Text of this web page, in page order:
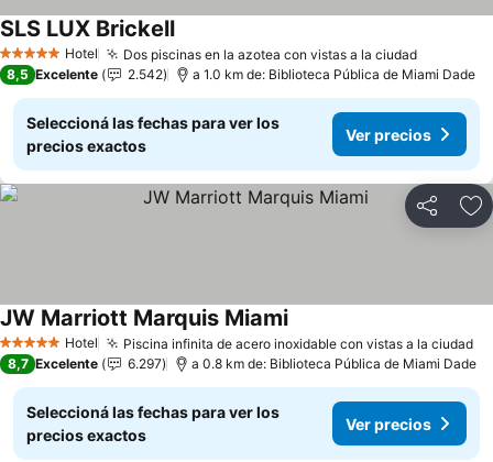
5 Estrellas Hotel Dos piscinas en la azotea con vistas a la ciudadVer
SLS LUX BrickellVer precios
8,5 Excelente 2.542 a 1.0 km de: Biblioteca Pública de Miami Dade
Seleccioná las fechas para ver los
precios exactos
Ver precios
Compartir
5 Estrellas Hotel Piscina infinita de acero inoxidable con vistas a la ciudad
JW Marriott Marquis MiamiVer precios
8,7 Excelente 6.297 a 0.8 km de: Biblioteca Pública de Miami Dade
Seleccioná las fechas para ver los
precios exactos
Ver precios